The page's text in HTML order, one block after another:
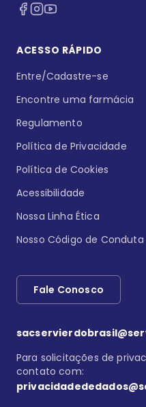
ACESSO RÁPIDO
Entre/Cadastre-se
Encontre uma farmácia
Regulamento
Política de Privacidade
Política de Cookies
Acessibilidade
Nossa Linha Ética
Nosso Código de Conduta
Fale Conosco
Para solicitações de
contato com: